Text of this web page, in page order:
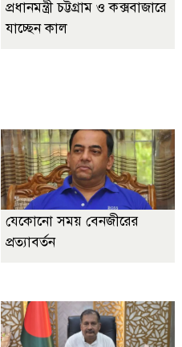
প্রধানমন্ত্রী চট্টগ্রাম ও কক্সবাজারে
যাচ্ছেন কাল
যেকোনো সময় বেনজীরের
প্রত্যাবর্তন